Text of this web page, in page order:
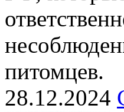
питомцев.
28.12.2024